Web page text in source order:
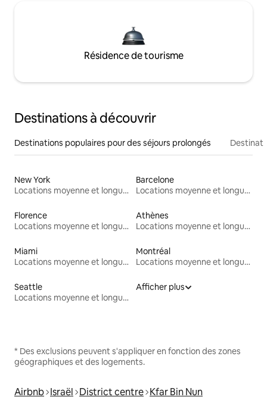
Résidence de tourisme
Destinations à découvrir
Destinations populaires pour des séjours prolongés
New York
Locations moyenne et longue durée
Barcelone
Locations moyenne et longue durée
Florence
Locations moyenne et longue durée
Athènes
Locations moyenne et longue durée
Miami
Locations moyenne et longue durée
Montréal
Locations moyenne et longue durée
Seattle
Locations moyenne et longue durée
Afficher plus
* Des exclusions peuvent s'appliquer en fonction des zones
géographiques et des logements.
Airbnb Israël District centre Kfar Bin Nun